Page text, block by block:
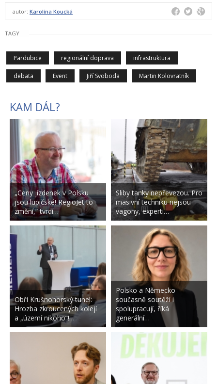
autor: Karolína Koucká
TAGY
Pardubice regionální doprava infrastruktura
debata Event Jiří Svoboda Martin Kolovratník
KAM DÁL?
„Ceny jízdenek v Polsku
jsou lupičské! RegioJet to
změní,“ tvrdí…
Obří Krušnohorský tunel:
Hrozba zkroucených kolejí
a „území nikoho“!…
Sliby tanky nepřevezou. Pro
masivní techniku nejsou
vagony, experti…
Polsko a Německo
současně soutěží i
spolupracují, říká
generální…